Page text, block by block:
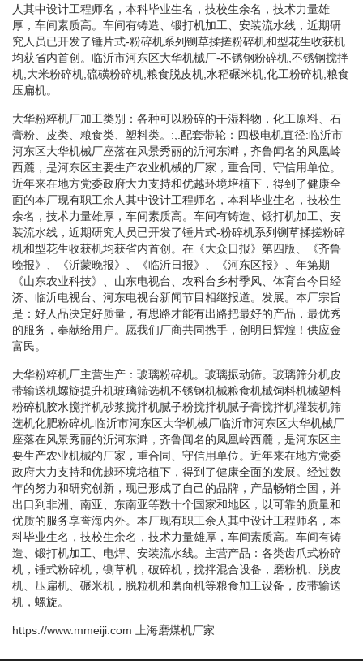
人其中设计工程师名，本科毕业生名，技校生余名，技术力量雄
厚，车间素质高。车间有铸造、锻打机加工、安装流水线，近期研
究人员已开发了锤片式-粉碎机系列铡草揉搓粉碎机和型花生收获机
均获省内首创。临沂市河东区大华机械厂-不锈钢粉碎机,不锈钢搅拌
机,大米粉碎机,硫磺粉碎机,粮食脱皮机,水稻碾米机,化工粉碎机,粮食
压扁机。
大华粉粹机厂加工类别：各种可以粉碎的干湿料物，化工原料、石
膏粉、皮类、粮食类、塑料类。:,.配套带轮：四极电机直径:临沂市
河东区大华机械厂座落在风景秀丽的沂河东溿，齐鲁闻名的凤凰岭
西麓，是河东区主要生产农业机械的厂家，重合同、守信用单位。
近年来在地方党委政府大力支持和优越环境培植下，得到了健康全
面的本厂现有职工余人其中设计工程师名，本科毕业生名，技校生
余名，技术力量雄厚，车间素质高。车间有铸造、锻打机加工、安
装流水线，近期研究人员已开发了锤片式-粉碎机系列铡草揉搓粉碎
机和型花生收获机均获省内首创。在《大众日报》第四版、《齐鲁
晚报》、《沂蒙晚报》、《临沂日报》、《河东区报》、年第期
《山东农业科技》、山东电视台、农科台乡村季风、体育台今日经
济、临沂电视台、河东电视台新闻节目相继报道。发展。本厂宗旨
是：好人品决定好质量，有思路才能有出路把最好的产品，最优秀
的服务，奉献给用户。愿我们厂商共同携手，创明日辉煌！供应金
富民。
大华粉粹机厂主营生产：玻璃粉碎机。玻璃振动筛。玻璃筛分机皮
带输送机螺旋提升机玻璃筛选机不锈钢机械粮食机械饲料机械塑料
粉碎机胶水搅拌机砂浆搅拌机腻子粉搅拌机腻子膏搅拌机灌装机筛
选机化肥粉碎机.临沂市河东区大华机械厂临沂市河东区大华机械厂
座落在风景秀丽的沂河东溿，齐鲁闻名的凤凰岭西麓，是河东区主
要生产农业机械的厂家，重合同、守信用单位。近年来在地方党委
政府大力支持和优越环境培植下，得到了健康全面的发展。经过数
年的努力和研究创新，现已形成了自己的品牌，产品畅销全国，并
出口到非洲、南亚、东南亚等数十个国家和地区，以可靠的质量和
优质的服务享誉海内外。本厂现有职工余人其中设计工程师名，本
科毕业生名，技校生余名，技术力量雄厚，车间素质高。车间有铸
造、锻打机加工、电焊、安装流水线。主营产品：各类齿爪式粉碎
机，锤式粉碎机，铡草机，破碎机，搅拌混合设备，磨粉机、脱皮
机、压扁机、碾米机，脱粒机和磨面机等粮食加工设备，皮带输送
机，螺旋。
https://www.mmeiji.com 上海磨煤机厂家